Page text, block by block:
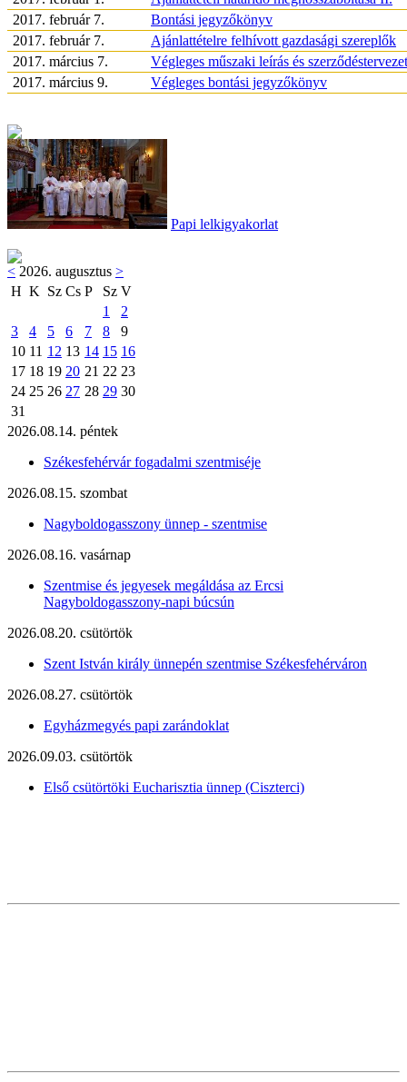
2017. február 7.
Bontási jegyzőkönyv
2017. február 7.
Ajánlattételre felhívott gazdasági szereplők
2017. március 7.
Végleges műszaki leírás és
2017. március 9.
Végleges bontási jegyzőkönyv
Papi lelkigyakorlat
< 2026. augusztus >
H K Sz Cs P Sz V
1
2
3
4 5 6 7 8
9
10 11 12 13 14 15 16
17 18 19 20 21 22 23
24 25 26 27 28 29 30
31
2026.08.14. péntek
Székesfehérvár fogadalmi szentmiséje
2026.08.15. szombat
Nagyboldogasszony ünnep - szentmise
2026.08.16. vasárnap
Szentmise és jegyesek megáldása az Ercsi
Nagyboldogasszony-napi búcsún
2026.08.20. csütörtök
Szent István király ünnepén szentmise Székesfehérváron
2026.08.27. csütörtök
Egyházmegyés papi zarándoklat
2026.09.03. csütörtök
Első csütörtöki Eucharisztia ünnep (Ciszterci)